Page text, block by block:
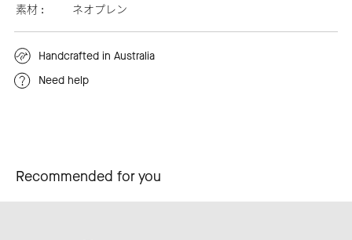
素材 :
ネオプレン
Handcrafted in Australia
Need help
Recommended for you